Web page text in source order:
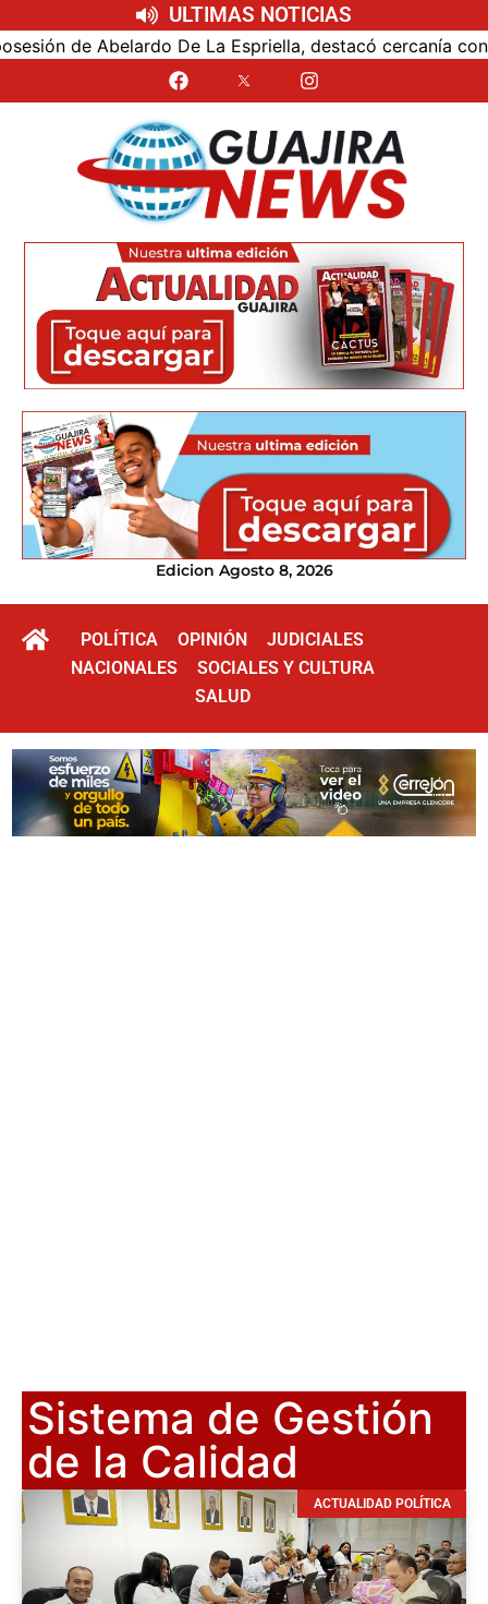
ULTIMAS NOTICIAS
de Abelardo De La Espriella, destacó cercanía con el
Edicion Agosto 8, 2026
POLÍTICA OPINIÓN
JUDICIALES
NACIONALES
SOCIALES Y CULTURA
SALUD
Sistema de Gestión
de la Calidad
ACTUALIDAD POLÍTICA